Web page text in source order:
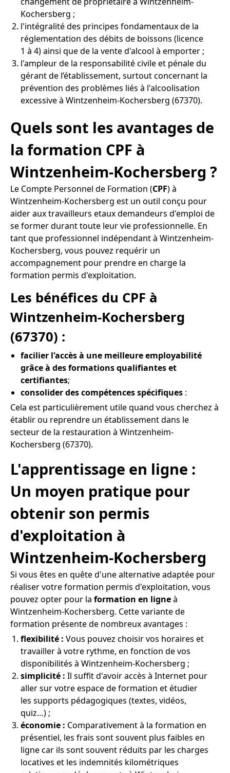
Kochersberg ;
l'intégralité des principes fondamentaux de la
réglementation des débits de boissons (licence
1 à 4) ainsi que de la vente d'alcool à emporter ;
l'ampleur de la responsabilité civile et pénale du
gérant de l’établissement, surtout concernant la
prévention des problèmes liés à l'alcoolisation
excessive à Wintzenheim-Kochersberg (67370).
Quels sont les avantages de
la formation CPF à
Wintzenheim-Kochersberg ?
Le Compte Personnel de Formation (CPF) à
Wintzenheim-Kochersberg est un outil conçu pour
aider aux travailleurs etaux demandeurs d'emploi de
se former durant toute leur vie professionnelle. En
tant que professionnel indépendant à Wintzenheim-
Kochersberg, vous pouvez requérir un
accompagnement pour prendre en charge la
formation permis d'exploitation.
Les bénéfices du CPF à
Wintzenheim-Kochersberg
(67370) :
facilier l'accès à une meilleure employabilité
grâce à des formations qualifiantes et
certifiantes;
consolider des compétences spécifiques :
Cela est particulièrement utile quand vous cherchez à
établir ou reprendre un établissement dans le
secteur de la restauration à Wintzenheim-
Kochersberg (67370).
L'apprentissage en ligne :
Un moyen pratique pour
obtenir son permis
d'exploitation à
Wintzenheim-Kochersberg
Si vous êtes en quête d'une alternative adaptée pour
réaliser votre formation permis d'exploitation, vous
pouvez opter pour la formation en ligneà
Wintzenheim-Kochersberg. Cette variante de
formation présente de nombreux avantages :
flexibilité : Vous pouvez choisir vos horaires et
travailler à votre rythme, en fonction de vos
disponibilités à Wintzenheim-Kochersberg ;
simplicité : Il suffit d'avoir accès à Internet pour
aller sur votre espace de formation et étudier
les supports pédagogiques (textes, vidéos,
quiz…) ;
économie : Comparativement à la formation en
présentiel, les frais sont souvent plus faibles en
ligne car ils sont souvent réduits par les charges
locatives et les indemnités kilométriques